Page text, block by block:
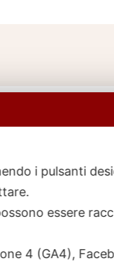
i pulsanti
essere
4 (GA4),